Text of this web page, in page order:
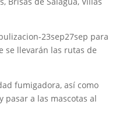
23sep27sep para
se llevarán las rutas de
fumigadora, así como
pasar a las mascotas al